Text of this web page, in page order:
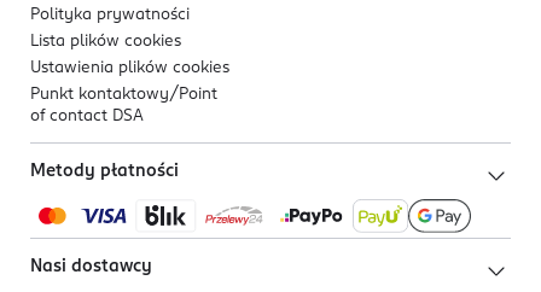
Polityka prywatności
Lista plików cookies
Ustawienia plików cookies
Punkt kontaktowy/ Point
of contact DSA
Metody płatności
Nasi dostawcy